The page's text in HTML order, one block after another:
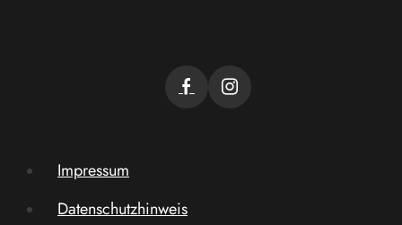
Impressum
Datenschutzhinweis